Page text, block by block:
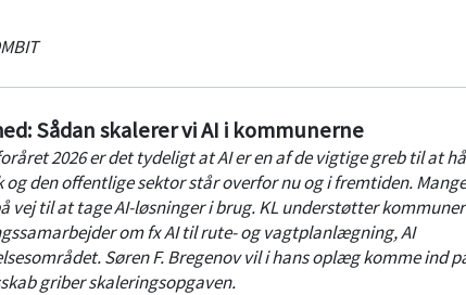
Sådan skalerer vi AI i kommunerne
2026 er det tydeligt at AI er en af de vigtige greb til at
den offentlige sektor står overfor nu og i fremtiden. Mange
vej til at tage AI-løsninger i brug. KL understøtter
om fx AI til rute- og vagtplanlægning, AI
Søren F. Bregenov vil i hans oplæg komme ind
griber skaleringsopgaven.